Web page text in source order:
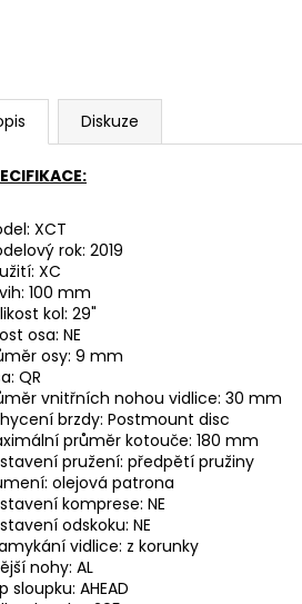
Diskuze
XCT
rok: 2019
XC
100 mm
kol: 29"
osa: NE
osy: 9 mm
QR
vnitřních nohou vidlice: 30 mm
brzdy: Postmount disc
průměr kotouče: 180 mm
pružení: předpětí pružiny
olejová patrona
komprese: NE
odskoku: NE
vidlice: z korunky
nohy: AL
sloupku: AHEAD